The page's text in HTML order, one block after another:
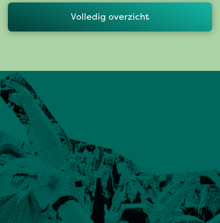
Volledig overzicht